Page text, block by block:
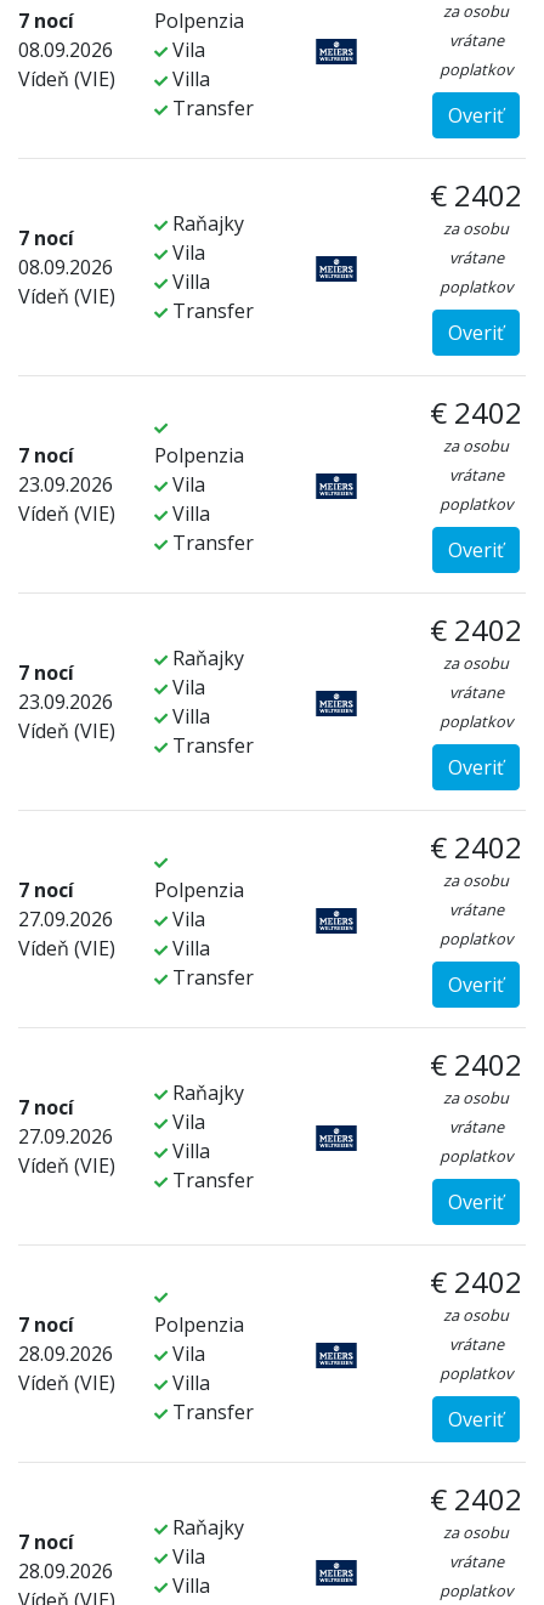
7 nocí
08.09.2026
Vídeň (VIE)
Polpenzia
Vila
Villa
Transfer
za osobu
vrátane
poplatkov
Overiť
7 nocí
08.09.2026
Vídeň (VIE)
Raňajky
Vila
Villa
Transfer
€ 2402
za osobu
vrátane
poplatkov
Overiť
7 nocí
23.09.2026
Vídeň (VIE)
Polpenzia
Vila
Villa
Transfer
€ 2402
za osobu
vrátane
poplatkov
Overiť
7 nocí
23.09.2026
Vídeň (VIE)
Raňajky
Vila
Villa
Transfer
€ 2402
za osobu
vrátane
poplatkov
Overiť
7 nocí
27.09.2026
Vídeň (VIE)
Polpenzia
Vila
Villa
Transfer
€ 2402
za osobu
vrátane
poplatkov
Overiť
7 nocí
27.09.2026
Vídeň (VIE)
Raňajky
Vila
Villa
Transfer
€ 2402
za osobu
vrátane
poplatkov
Overiť
7 nocí
28.09.2026
Vídeň (VIE)
Polpenzia
Vila
Villa
Transfer
€ 2402
za osobu
vrátane
poplatkov
Overiť
7 nocí
28.09.2026
Raňajky
Vila
Villa
€ 2402
za osobu
vrátane
poplatkov